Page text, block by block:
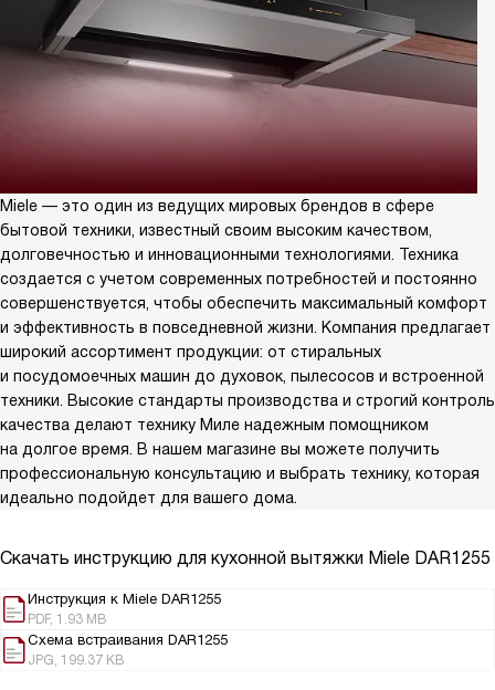
Miele — это один из ведущих мировых брендов в сфере
бытовой техники, известный своим высоким качеством,
долговечностью и инновационными технологиями. Техника
создается с учетом современных потребностей и постоянно
совершенствуется, чтобы обеспечить максимальный комфорт
и эффективность в повседневной жизни. Компания предлагает
широкий ассортимент продукции: от стиральных
и посудомоечных машин до духовок, пылесосов и встроенной
техники. Высокие стандарты производства и строгий контроль
качества делают технику Миле надежным помощником
на долгое время. В нашем магазине вы можете получить
профессиональную консультацию и выбрать технику, которая
идеально подойдет для вашего дома.
Скачать инструкцию для кухонной вытяжки Miele DAR1255
Инструкция к Miele DAR1255
PDF, 1.93 MB
Схема встраивания DAR1255
JPG, 199.37 KB